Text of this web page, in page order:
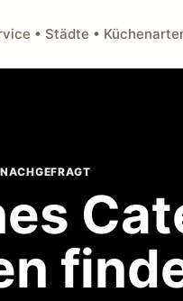
• Städte •